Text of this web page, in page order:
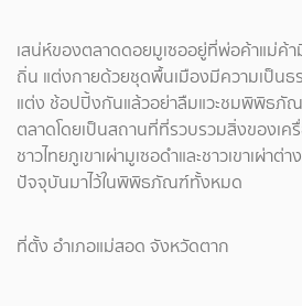
เสน่ห์ของตลาดดอยมูเซออยู่ที่พ่อค้าแม่ค้
ถิ่น แต่งกายด้วยชุดพื้นเมืองมีความเป็นธ
แต่ง ช้อปปิ้งกันแล้วอย่าลืมแวะชมพิพิธภั
ตลาดโดยเป็นสถานที่ที่รวบรวมสิ่งของเค
ชาวไทยภูเขาเผ่ามูเซอดำและชาวเขาเผ่า
ปัจจุบันมาไว้ในพิพิธภัณฑ์ทั้งหมด
ที่ตั้ง อำเภอแม่สอด จังหวัดตาก